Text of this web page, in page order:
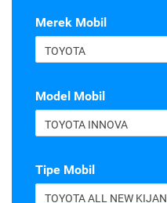
Merek Mobil
TOYOTA
Model Mobil
TOYOTA INNOVA
Tipe Mobil